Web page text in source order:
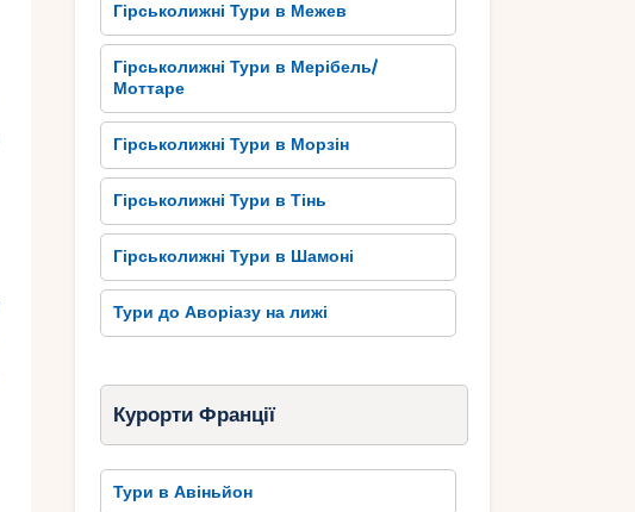
Гірськолижні Тури в Межев
Гірськолижні Тури в Мерібель/
Моттаре
Гірськолижні Тури в Морзін
Гірськолижні Тури в Тінь
Гірськолижні Тури в Шамоні
Тури до Аворіазу на лижі
Курорти Франції
Тури в Авіньйон